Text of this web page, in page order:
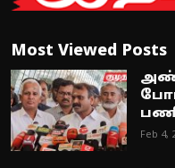
Most Viewed Posts
Feb 4,